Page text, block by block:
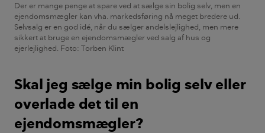
Der er mange penge at spare ved at sælge sin bolig selv, men en
ejendomsmægler kan vha. markedsføring nå meget bredere ud.
Selvsalg er en god idé, når du sælger andelslejlighed, men mere
sikkert at bruge en ejendomsmægler ved salg af hus og
ejerlejlighed. Foto: Torben Klint
Skal jeg sælge min bolig selv eller
overlade det til en
ejendomsmægler?